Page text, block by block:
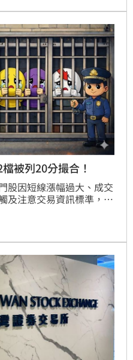
被列20分撮合！
股因短線漲幅過大、成交
及注意交易資訊標準，因
1714）、全新
環球晶（6488）等7檔
晶圓、光通訊及被動元件
自今（22日）起至7月3
易，另有多檔改為20分
級，投資人進出場須特別